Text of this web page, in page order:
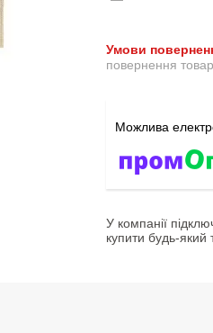
повернення
У компанії
купити будь-